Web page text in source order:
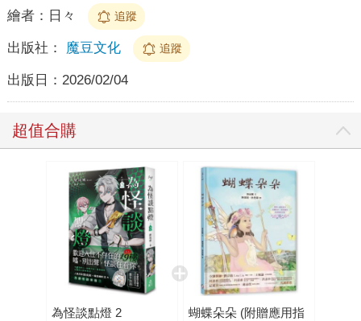
繪者： 日々 追蹤
出版社： 魔豆文化 追蹤
出版日： 2026/02/04
超值合購
為怪談點燈 2
蝴蝶朵朵 (附贈應用指